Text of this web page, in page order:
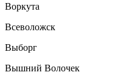
Воркута
Всеволожск
Выборг
Вышний Волочек